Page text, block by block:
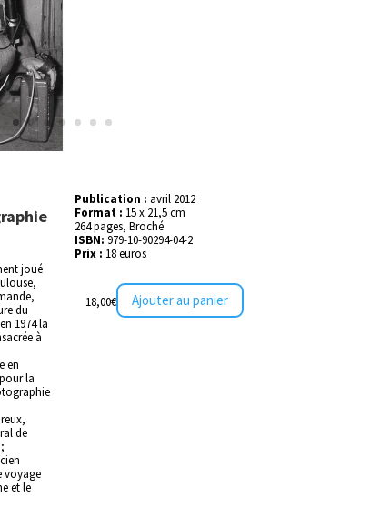
joué
du
1974 la
à
en
la
de
voyage
et le
Publication : avril 2012
Format : 15 x 21,5 cm
264 pages, Broché
ISBN: 979-10-90294-04-2
Prix : 18 euros
18,00€ Ajouter au panier